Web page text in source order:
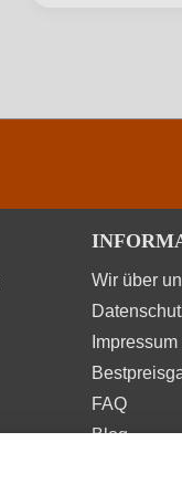
Wir über
FAQ
Blog